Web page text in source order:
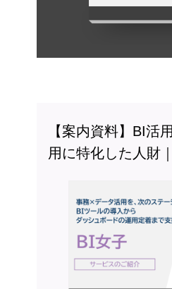
【案内資料】BI活
用に特化した人財